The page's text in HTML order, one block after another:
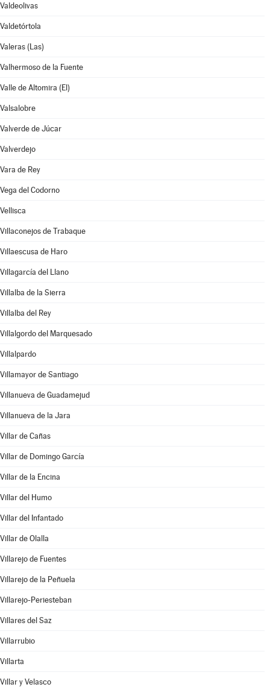
Valdeolivas
Valdetórtola
Valeras (Las)
Valhermoso de la Fuente
Valle de Altomira (El)
Valsalobre
Valverde de Júcar
Valverdejo
Vara de Rey
Vega del Codorno
Vellisca
Villaconejos de Trabaque
Villaescusa de Haro
Villagarcía del Llano
Villalba de la Sierra
Villalba del Rey
Villalgordo del Marquesado
Villalpardo
Villamayor de Santiago
Villanueva de Guadamejud
Villanueva de la Jara
Villar de Cañas
Villar de Domingo García
Villar de la Encina
Villar del Humo
Villar del Infantado
Villar de Olalla
Villarejo de Fuentes
Villarejo de la Peñuela
Villarejo-Periesteban
Villares del Saz
Villarrubio
Villarta
Villar y Velasco